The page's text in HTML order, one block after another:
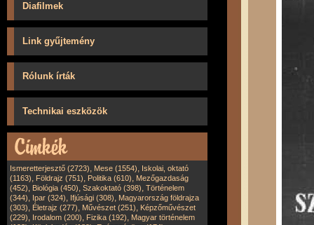
Diafilmek
Link gyűjtemény
Rólunk írták
Technikai eszközök
Ismeretterjesztő (2723), Mese (1554), Iskolai, oktató
(1163), Földrajz (751), Politika (610), Mezőgazdaság
(452), Biológia (450), Szakoktató (398), Történelem
(344), Ipar (324), Ifjúsági (308), Magyarország földrajza
(303), Életrajz (277), Művészet (251), Képzőművészet
(229), Irodalom (200), Fizika (192), Magyar történelem